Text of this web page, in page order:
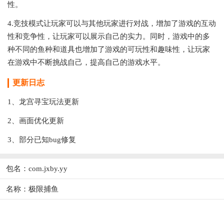
性。
4.竞技模式让玩家可以与其他玩家进行对战，增加了游戏的互动
性和竞争性，让玩家可以展示自己的实力。同时，游戏中的多
种不同的鱼种和道具也增加了游戏的可玩性和趣味性，让玩家
在游戏中不断挑战自己，提高自己的游戏水平。
更新日志
1、龙宫寻宝玩法更新
2、画面优化更新
3、部分已知bug修复
包名：com.jxby.yy
名称：极限捕鱼